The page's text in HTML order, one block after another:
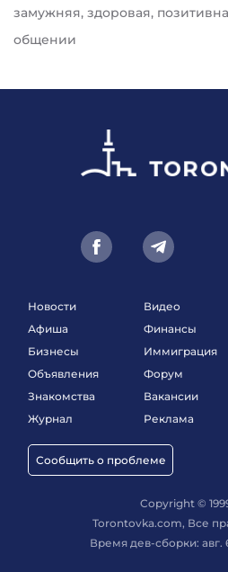
замужняя, здоровая,
общении
Новости
Афиша
Бизнесы
Объявления
Знакомства
Журнал
Сообщить о проблеме
Видео
Финансы
Иммиграция
Форум
Вакансии
Реклама
Copyright ©
Torontovka.com, Все
Время дев-сборки: авг.